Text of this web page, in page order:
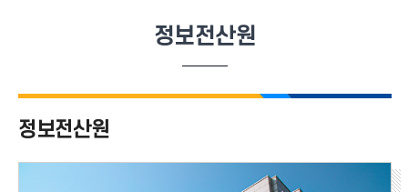
정보전산원
정보전산원